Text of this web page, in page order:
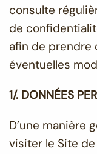
consulte
de
afin de prendre
éventuelles
1/. DONNÉES
D’une manière
visiter le Site de